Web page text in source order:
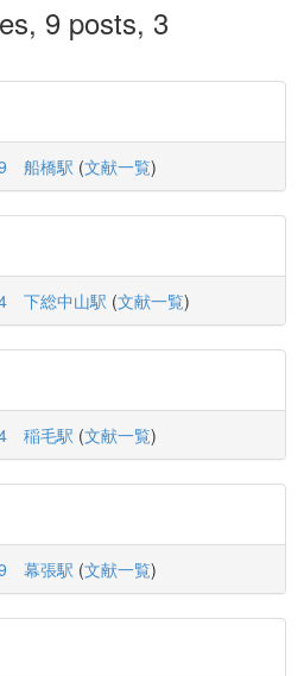
9 posts, 3
船橋駅 (文献一覧)
下総中山駅 (文献一覧)
稲毛駅 (文献一覧)
幕張駅 (文献一覧)